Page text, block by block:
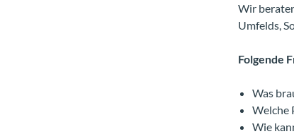
Wir
Umfelds,
Folgende
Was
Welche
Wie